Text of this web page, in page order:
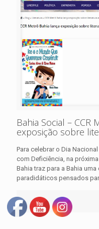
Bahia Social – CCR
exposição sobre
Para celebrar o Dia
com Deficiência, na
Bahia traz para a Bahia
paradidáticos pensados